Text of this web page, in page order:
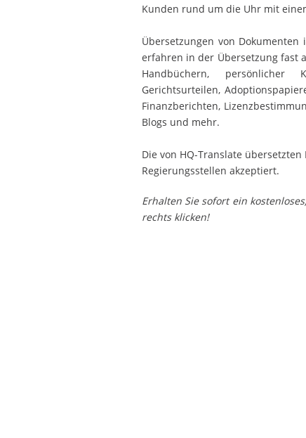
Kunden rund um die Uhr mit
Übersetzungen von
erfahren in der Übersetzung fast
Handbüchern, persönlicher
Gerichtsurteilen,
Finanzberichten,
Blogs und mehr.
Die von HQ-Translate
Regierungsstellen akzeptiert.
Erhalten Sie sofort ein
rechts klicken!